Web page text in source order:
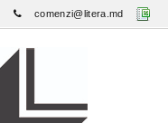
comenzi@litera.md